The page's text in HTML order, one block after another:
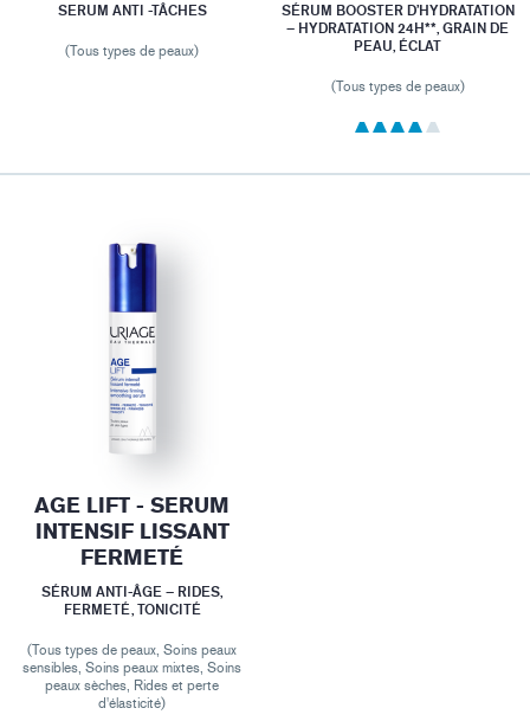
SERUM ANTI -TÂCHES
(Tous types de peaux)
SÉRUM BOOSTER D’HYDRATATION
– HYDRATATION 24H**, GRAIN DE
PEAU, ÉCLAT
(Tous types de peaux)
AGE LIFT - SERUM
INTENSIF LISSANT
FERMETÉ
SÉRUM ANTI-ÂGE – RIDES,
FERMETÉ, TONICITÉ
(Tous types de peaux, Soins peaux
sensibles, Soins peaux mixtes, Soins
peaux sèches, Rides et perte
d'élasticité)